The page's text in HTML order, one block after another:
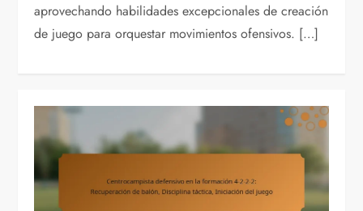
aprovechando habilidades excepcionales de creación
de juego para orquestar movimientos ofensivos. […]